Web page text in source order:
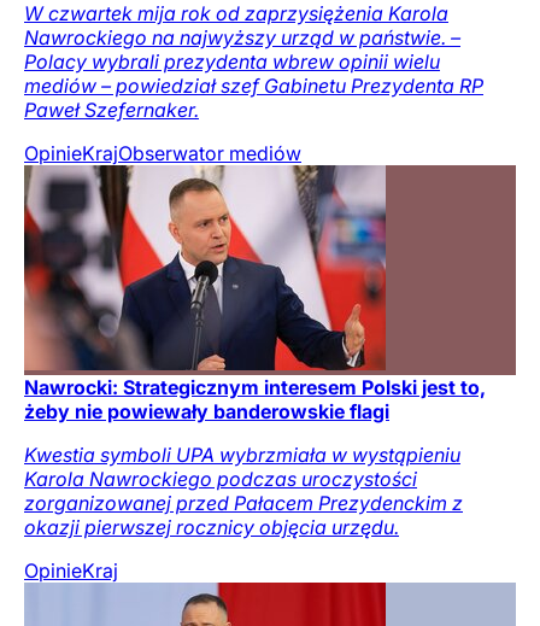
W czwartek mija rok od zaprzysiężenia Karola
Nawrockiego na najwyższy urząd w państwie. –
Polacy wybrali prezydenta wbrew opinii wielu
mediów – powiedział szef Gabinetu Prezydenta RP
Paweł Szefernaker.
OpinieKrajObserwator mediów
Nawrocki: Strategicznym interesem Polski jest to,
żeby nie powiewały banderowskie flagi
Kwestia symboli UPA wybrzmiała w wystąpieniu
Karola Nawrockiego podczas uroczystości
zorganizowanej przed Pałacem Prezydenckim z
okazji pierwszej rocznicy objęcia urzędu.
OpinieKraj